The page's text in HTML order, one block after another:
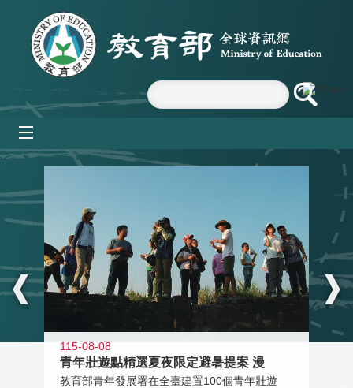
跳到主要內容區塊
:::
115-08-08
青年壯遊點精選夏夜限定避暑提案 漫
教育部青年發展署在全臺建置100個青年壯遊